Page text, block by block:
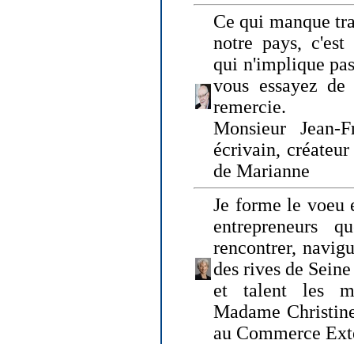
Ce qui manque
notre pays,
qui n'implique
vous essayez
remercie.
Monsieur Jean-
écrivain,
de Marianne
Je forme le voeu
entrepreneurs
rencontrer,
des rives de
et talent les
Madame
au Commerce